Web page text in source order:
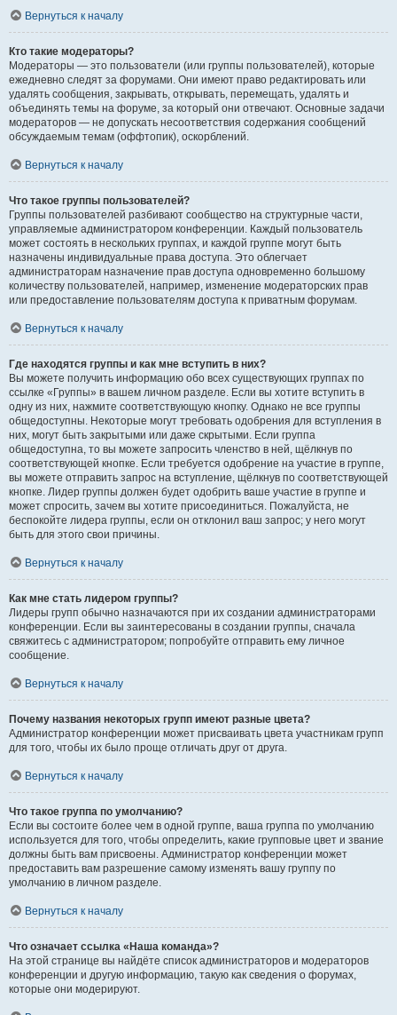
Вернуться к началу
Кто такие модераторы?
Модераторы — это пользователи (или группы пользователей), которые
ежедневно следят за форумами. Они имеют право редактировать или
удалять сообщения, закрывать, открывать, перемещать, удалять и
объединять темы на форуме, за который они отвечают. Основные задачи
модераторов — не допускать несоответствия содержания сообщений
обсуждаемым темам (оффтопик), оскорблений.
Вернуться к началу
Что такое группы пользователей?
Группы пользователей разбивают сообщество на структурные части,
управляемые администратором конференции. Каждый пользователь
может состоять в нескольких группах, и каждой группе могут быть
назначены индивидуальные права доступа. Это облегчает
администраторам назначение прав доступа одновременно большому
количеству пользователей, например, изменение модераторских прав
или предоставление пользователям доступа к приватным форумам.
Вернуться к началу
Где находятся группы и как мне вступить в них?
Вы можете получить информацию обо всех существующих группах по
ссылке «Группы» в вашем личном разделе. Если вы хотите вступить в
одну из них, нажмите соответствующую кнопку. Однако не все группы
общедоступны. Некоторые могут требовать одобрения для вступления в
них, могут быть закрытыми или даже скрытыми. Если группа
общедоступна, то вы можете запросить членство в ней, щёлкнув по
соответствующей кнопке. Если требуется одобрение на участие в группе,
вы можете отправить запрос на вступление, щёлкнув по соответствующей
кнопке. Лидер группы должен будет одобрить ваше участие в группе и
может спросить, зачем вы хотите присоединиться. Пожалуйста, не
беспокойте лидера группы, если он отклонил ваш запрос; у него могут
быть для этого свои причины.
Вернуться к началу
Как мне стать лидером группы?
Лидеры групп обычно назначаются при их создании администраторами
конференции. Если вы заинтересованы в создании группы, сначала
свяжитесь с администратором; попробуйте отправить ему личное
сообщение.
Вернуться к началу
Почему названия некоторых групп имеют разные цвета?
Администратор конференции может присваивать цвета участникам групп
для того, чтобы их было проще отличать друг от друга.
Вернуться к началу
Что такое группа по умолчанию?
Если вы состоите более чем в одной группе, ваша группа по умолчанию
используется для того, чтобы определить, какие групповые цвет и звание
должны быть вам присвоены. Администратор конференции может
предоставить вам разрешение самому изменять вашу группу по
умолчанию в личном разделе.
Вернуться к началу
Что означает ссылка «Наша команда»?
На этой странице вы найдёте список администраторов и модераторов
конференции и другую информацию, такую как сведения о форумах,
которые они модерируют.